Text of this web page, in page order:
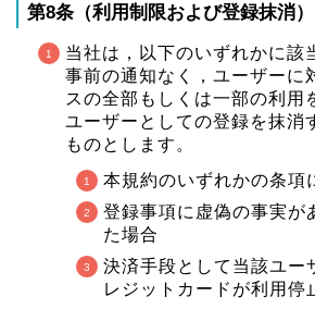
第8条（利用制限および登録抹消）
当社は，以下のいずれかに該
事前の通知なく，ユーザーに
スの全部もしくは一部の利用
ユーザーとしての登録を抹消
ものとします。
本規約のいずれかの条項
登録事項に虚偽の事実が
た場合
決済手段として当該ユー
レジットカードが利用停